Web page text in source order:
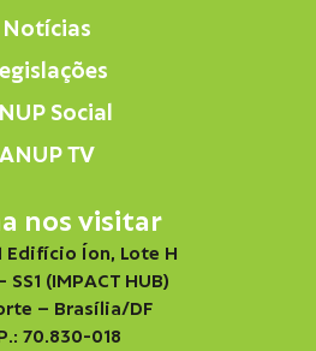
Notícias
Social
ANUP TV
nos visitar
Edifício Íon, Lote H
SS1 (IMPACT HUB)
– Brasília/DF
70.830-018